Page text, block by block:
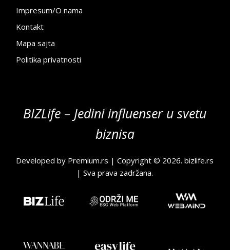
Impresum/O nama
Kontakt
Mapa sajta
Politika privatnosti
BIZLife – Jedini influenser u svetu
biznisa
Developed by Premium.rs | Copyright © 2026.bizlife.rs
| Sva prava zadržana.